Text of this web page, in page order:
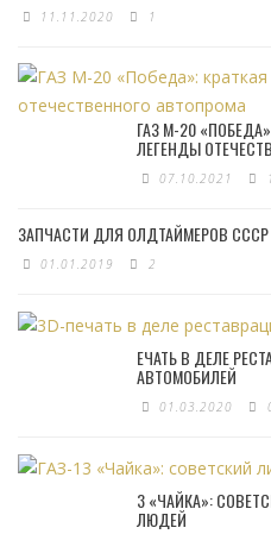
11.11.2020 1
ГАЗ М-20
ЛЕГЕНДЫ
07.10.2021 1
ЗАПЧАСТИ ДЛЯ ОЛДТАЙМЕРОВ СССР
01.01.2019 2
ЕЧАТЬ В ДЕЛЕ
АВТОМОБИЛЕЙ
01.03.2020
3 «ЧАЙКА»:
ЛЮДЕЙ